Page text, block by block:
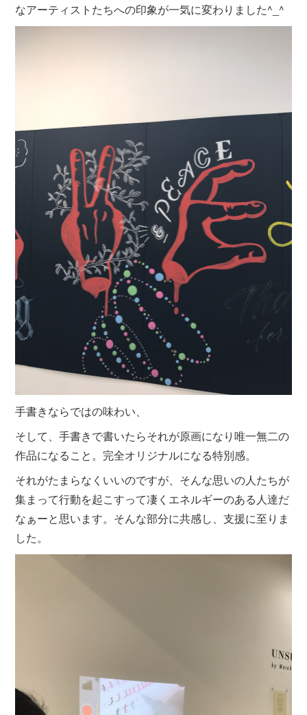
なアーティストたちへの印象が一気に変わりました^_^
手書きならではの味わい、
そして、手書きで書いたらそれが原画になり唯一無二の
作品になること。完全オリジナルになる特別感。
それがたまらなくいいのですが、そんな思いの人たちが
集まって行動を起こすって凄くエネルギーのある人達だ
なぁーと思います。そんな部分に共感し、支援に至りま
した。